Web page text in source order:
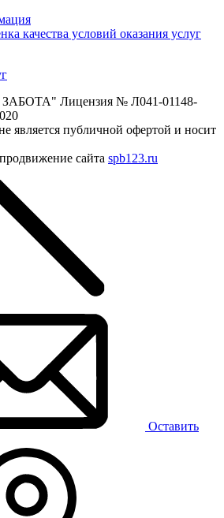
качества условий оказания услуг
Лицензия № Л041-01148-
является публичной офертой и носит
сайта spb123.ru
Оставить